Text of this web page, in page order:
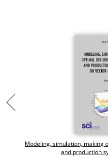
Modeling, simulation, making
and production